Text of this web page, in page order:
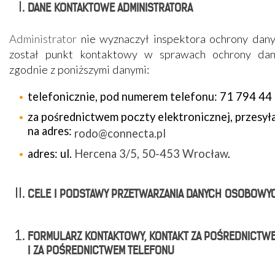
DANE KONTAKTOWE ADMINISTRATORA
Administrator nie wyznaczył inspektora ochrony
został punkt kontaktowy w sprawach ochrony
zgodnie z poniższymi danymi:
telefonicznie, pod numerem telefonu: 71 794 44
za pośrednictwem poczty elektronicznej,
na adres: rodo@connecta.pl
adres: ul. Hercena 3/5, 50-453 Wrocław.
CELE I PODSTAWY PRZETWARZANIA DANYCH
FORMULARZ KONTAKTOWY, KONTAKT ZA
I ZA POŚREDNICTWEM TELEFONU